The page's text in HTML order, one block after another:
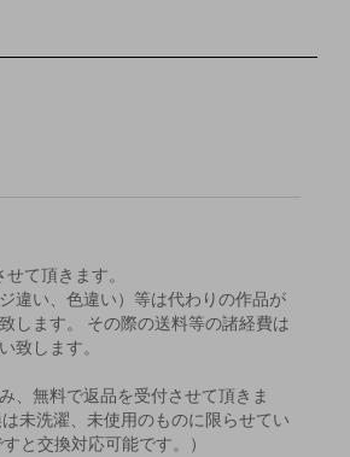
て頂きます。
違い、色違い）等は代わりの作品が
します。 その際の送料等の諸経費は
致します。
、無料で返品を受付させて頂きま
未洗濯、未使用のものに限らせてい
と交換対応可能です。）